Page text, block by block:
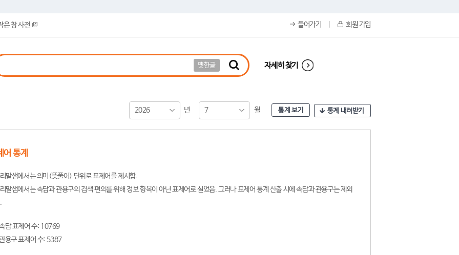
은 창 사전 들어가기 회원 가입
옛한글 자세히 찾기
2026 년 7 월 통계 보기 통계 내려받기
어 통계
말샘에서는 의미(뜻풀이) 단위로 표제어를 제시함.
말샘에서는 속담과 관용구의 검색 편의를 위해 정보 항목이 아닌 표제어로 실었음. 그러나 표제어 통계 산출 시에 속담과 관용구는 제외
담 표제어 수: 10769
용구 표제어 수: 5387